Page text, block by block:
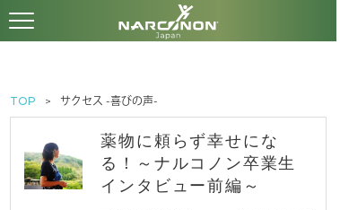
TOP サクセス -喜びの声-
薬物に頼らず幸せにな
る！～ナルコノン卒業生
インタビュー前編～